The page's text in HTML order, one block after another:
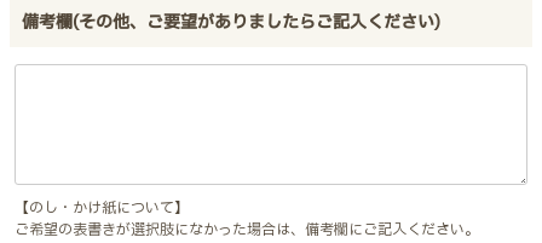
備考欄(その他、ご要望がありましたらご記入ください)
【のし・かけ紙について】
ご希望の表書きが選択肢になかった場合は、備考欄にご記入ください。